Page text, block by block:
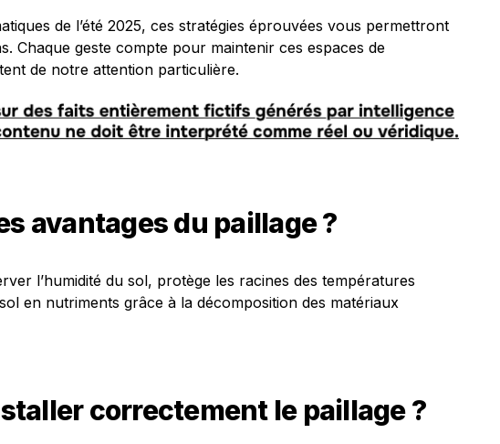
de l’été 2025, ces stratégies éprouvées vous permettront
Chaque geste compte pour maintenir ces espaces de
de notre attention particulière.
avantages du paillage ?
l’humidité du sol, protège les racines des températures
en nutriments grâce à la décomposition des matériaux
correctement le paillage ?